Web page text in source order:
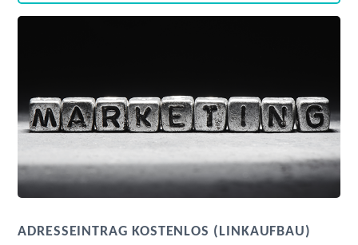
ADRESSEINTRAG KOSTENLOS (LINKAUFBAU)